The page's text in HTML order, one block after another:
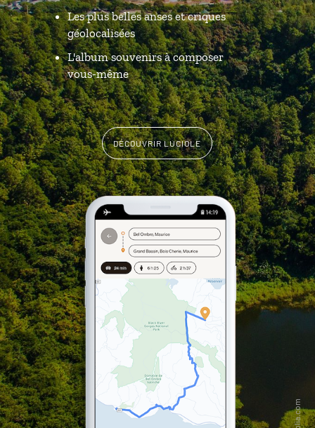
Les plus belles anses et criques
géolocalisées
L'album souvenirs à composer
vous-même
DÉCOUVRIR LUCIOLE